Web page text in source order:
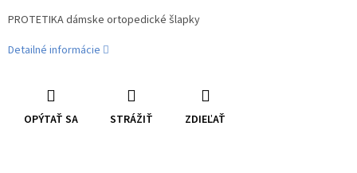
PROTETIKA dámske ortopedické šlapky
Detailné informácie
OPÝTAŤ SA STRÁŽIŤ ZDIEĽAŤ